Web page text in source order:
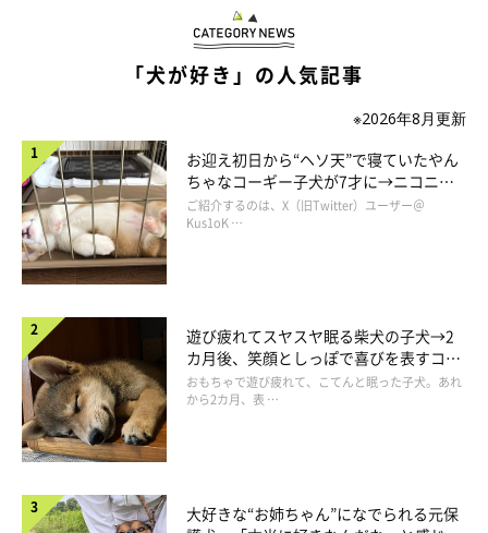
「犬が好き」の人気記事
※2026年8月更新
お迎え初日から“ヘソ天”で寝ていたやん
ちゃなコーギー子犬が7才に→ニコニ
コ“コーギースマイル”が魅力のコに成
長！
ご紹介するのは、X（旧Twitter）ユーザー＠
Kus1oK …
遊び疲れてスヤスヤ眠る柴犬の子犬→2
カ月後、笑顔としっぽで喜びを表すコに
成長！
おもちゃで遊び疲れて、こてんと眠った子犬。あれ
から2カ月、表 …
大好きな“お姉ちゃん”になでられる元保